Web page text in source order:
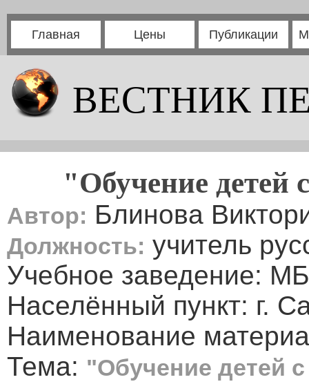
Главная Цены Публикации
ВЕСТНИК
"Обучение детей
Автор: Блинова
Должность: учитель
Учебное заведение:
Населённый пункт: г.
Наименование
Тема: "Обучение детей